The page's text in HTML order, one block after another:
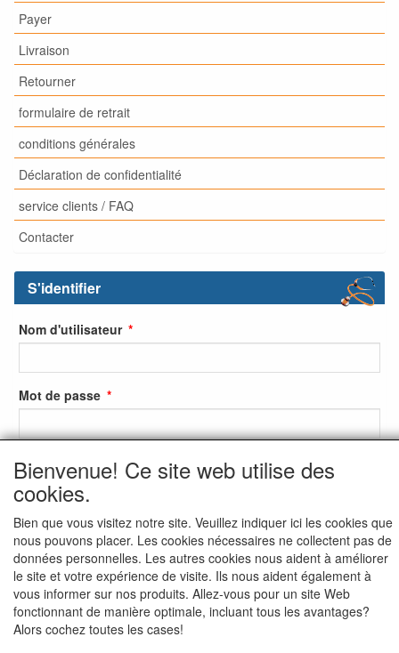
Payer
Livraison
Retourner
formulaire de retrait
conditions générales
Déclaration de confidentialité
service clients / FAQ
Contacter
S'identifier
Nom d'utilisateur
Mot de passe
S'identifier
S'inscrire
Mot de passe oublié ?
Bienvenue! Ce site web utilise des
cookies.
Bien que vous visitez notre site. Veuillez indiquer ici les cookies que
nous pouvons placer. Les cookies nécessaires ne collectent pas de
données personnelles. Les autres cookies nous aident à améliorer
le site et votre expérience de visite. Ils nous aident également à
vous informer sur nos produits. Allez-vous pour un site Web
fonctionnant de manière optimale, incluant tous les avantages?
Alors cochez toutes les cases!